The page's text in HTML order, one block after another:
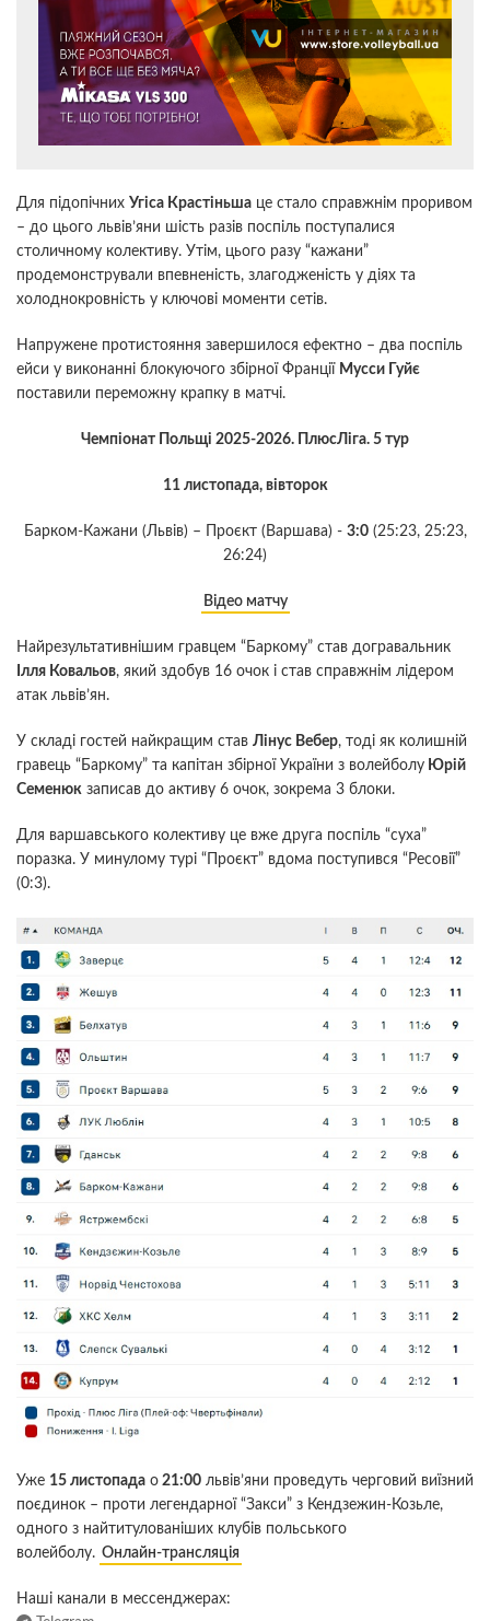
Для підопічних Угіса Крастіньша це стало справжнім проривом
– до цього львів’яни шість разів поспіль поступалися
столичному колективу. Утім, цього разу “кажани”
продемонстрували впевненість, злагодженість у діях та
холоднокровність у ключові моменти сетів.
Напружене протистояння завершилося ефектно – два поспіль
ейси у виконанні блокуючого збірної Франції Мусси Гуйє
поставили переможну крапку в матчі.
Чемпіонат Польщі 2025-2026. ПлюсЛіга. 5 тур
11 листопада, вівторок
Барком-Кажани (Львів) – Проєкт (Варшава) - 3:0(25:23, 25:23,
26:24)
Відео матчу
Найрезультативнішим гравцем “Баркому” став догравальник
Ілля Ковальов, який здобув 16 очок і став справжнім лідером
атак львів’ян.
У складі гостей найкращим став Лінус Вебер, тоді як колишній
гравець “Баркому” та капітан збірної України з волейболу Юрій
Семенюк записав до активу 6 очок, зокрема 3 блоки.
Для варшавського колективу це вже друга поспіль “суха”
поразка. У минулому турі “Проєкт” вдома поступився “Ресовії”
(0:3).
Уже 15 листопада о 21:00 львів’яни проведуть черговий виїзний
поєдинок – проти легендарної “Закси” з Кендзежин-Козьле,
одного з найтитулованіших клубів польського
волейболу. Онлайн-трансляція
Наші канали в мессенджерах: